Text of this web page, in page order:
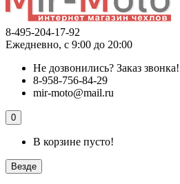
8-495-204-17-92
Ежедневно, с 9:00 до 20:00
Не дозвонились? Заказ звонка!
8-958-756-84-29
mir-moto@mail.ru
0
В корзине пусто!
Везде